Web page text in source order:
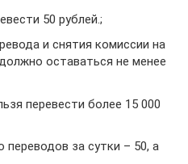
50 рублей.;
и снятия комиссии на
оставаться не менее
перевести более 15 000
переводов за сутки – 50, а